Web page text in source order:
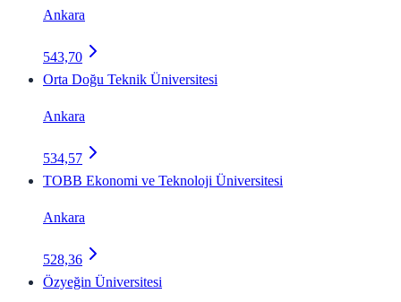
Ankara
543,70
Orta Doğu Teknik Üniversitesi
Ankara
534,57
TOBB Ekonomi ve Teknoloji Üniversitesi
Ankara
528,36
Özyeğin Üniversitesi